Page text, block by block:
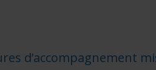
d’accompagnement